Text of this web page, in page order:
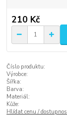
210 Kč
Číslo produktu:
Výrobce:
Šířka:
Barva:
Materiál:
Kůže:
Hlídat cenu /